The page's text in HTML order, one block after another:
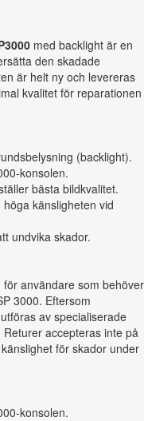
med backlight är en
den skadade
är helt ny och levereras
kvalitet för reparationen
(backlight).
konsolen.
bästa bildkvalitet.
känsligheten vid
undvika skador.
användare som behöver
3000. Eftersom
av specialiserade
accepteras inte på
för skador under
konsolen.